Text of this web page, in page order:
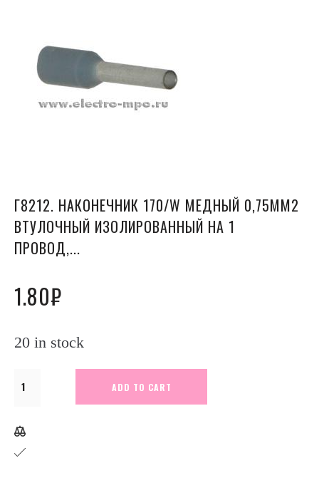
Г8212. НАКОНЕЧНИК 170/W МЕДНЫЙ 0,75ММ2
ВТУЛОЧНЫЙ ИЗОЛИРОВАННЫЙ НА 1
ПРОВОД,...
1.80₽
20 in stock
Г8212.
Наконечник
170/W
ADD TO CART